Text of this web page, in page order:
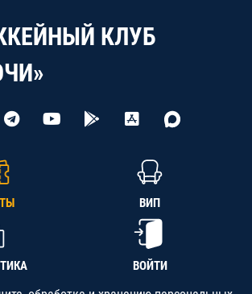
КЛУБ
ВИП
ВОЙТИ